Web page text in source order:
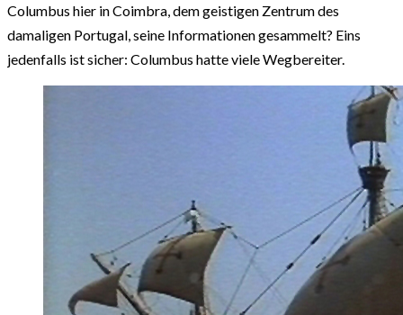
Columbus hier in Coimbra, dem geistigen Zentrum des
damaligen Portugal, seine Informationen gesammelt? Eins
jedenfalls ist sicher: Columbus hatte viele Wegbereiter.